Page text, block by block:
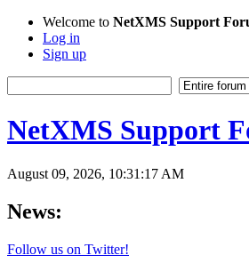
Welcome to NetXMS Support
Log in
Sign up
NetXMS Support
August 09, 2026, 10:31:17 AM
News:
Follow us on Twitter!